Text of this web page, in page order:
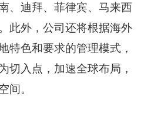
、迪拜、菲律宾、马来西
此外，公司还将根据海外
特色和要求的管理模式，
切入点，加速全球布局，
间。